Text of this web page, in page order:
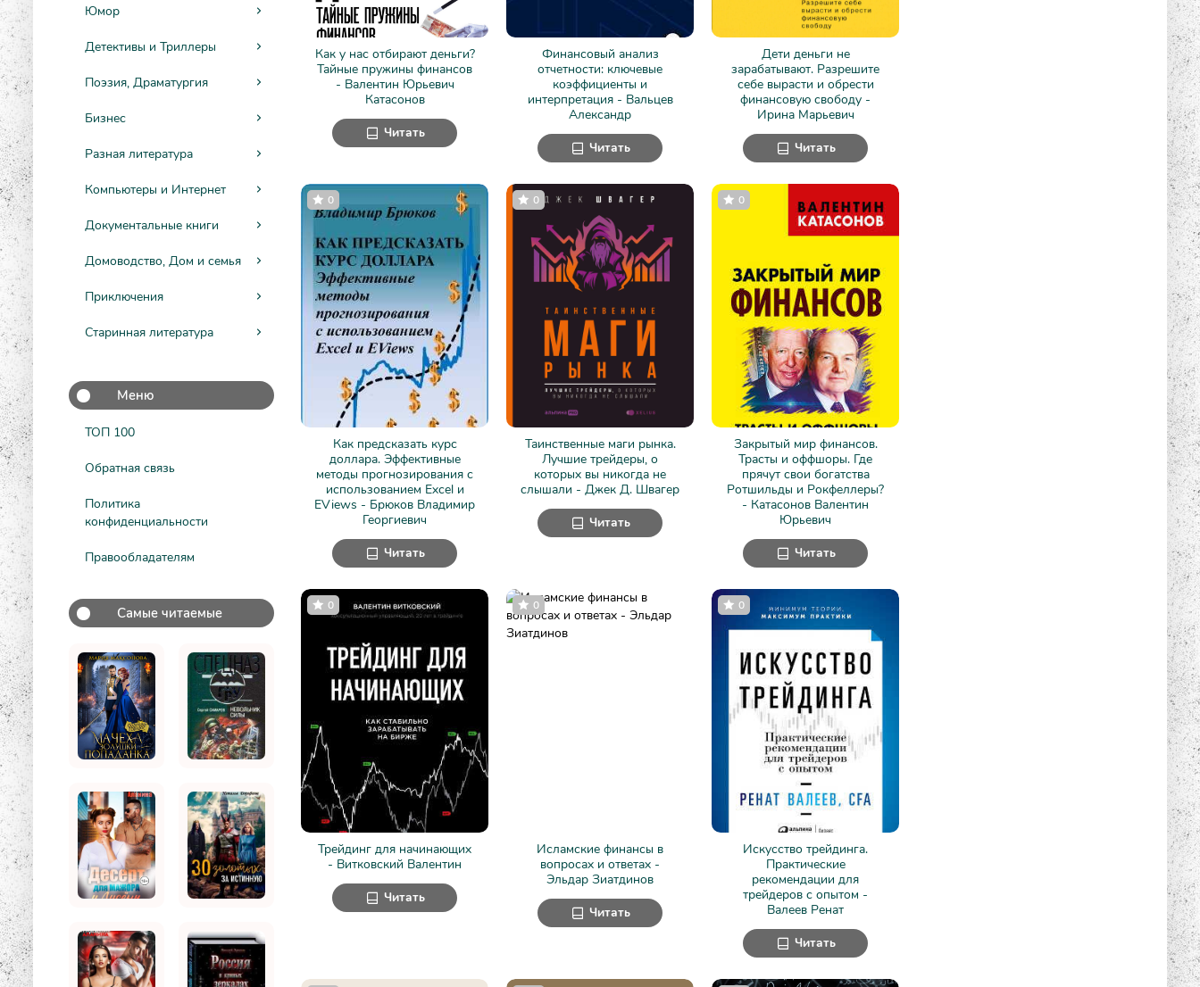
Юмор
Детективы и Триллеры
Поэзия, Драматургия
Бизнес
Разная литература
Компьютеры и Интернет
Документальные книги
Домоводство, Дом и семья
Приключения
Старинная литература
Меню
ТОП 100
Обратная связь
Политика
конфиденциальности
Правообладателям
Самые читаемые
Как у нас отбирают деньги?
Тайные пружины финансов
- Валентин Юрьевич
Катасонов
Читать
Финансовый анализ
отчетности: ключевые
коэффициенты и
интерпретация - Вальцев
Александр
Читать
Дети деньги не
зарабатывают. Разрешите
себе вырасти и обрести
финансовую свободу -
Ирина Марьевич
Читать
Как предсказать курс
доллара. Эффективные
методы прогнозирования с
использованием Excel и
EViews - Брюков Владимир
Георгиевич
0
Читать
Таинственные маги рынка.
Лучшие трейдеры, о
которых вы никогда не
слышали - Джек Д. Швагер
0
Читать
Закрытый мир финансов.
Трасты и оффшоры. Где
прячут свои богатства
Ротшильды и Рокфеллеры?
- Катасонов Валентин
Юрьевич
0
Читать
Трейдинг для начинающих
- Витковский Валентин
0
Читать
Исламские финансы в
вопросах и ответах -
Эльдар Зиатдинов
0
Читать
Искусство трейдинга.
Практические
рекомендации для
трейдеров с опытом -
Валеев Ренат
0
Читать